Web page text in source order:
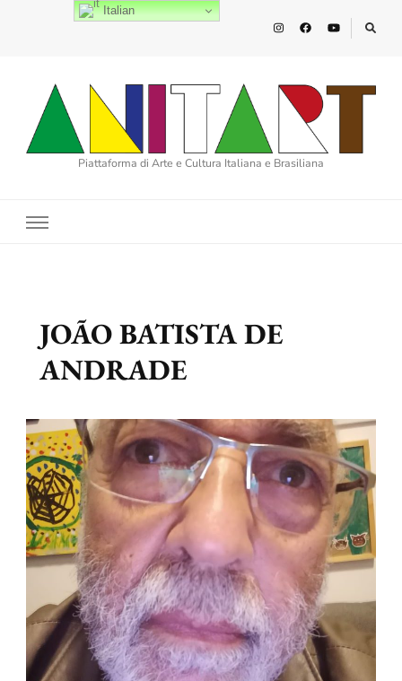
Piattaforma di Arte e Cultura Italiana e Brasiliana
JOÃO BATISTA DE
ANDRADE
Italian